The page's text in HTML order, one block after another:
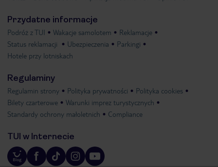
Przydatne informacje
Podróż z TUI Wakacje samolotem
Reklamacje
Status reklamacji
Ubezpieczenia
Parkingi
Hotele przy lotniskach
Regulaminy
Regulamin strony Polityka prywatności
Polityka cookies
Bilety czarterowe
Warunki imprez turystycznych
Standardy ochrony małoletnich
Compliance
TUI w Internecie